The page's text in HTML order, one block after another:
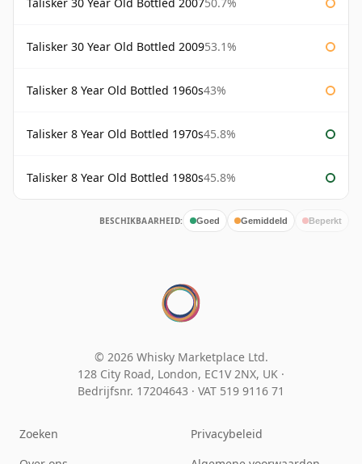
Talisker 30 Year Old Bottled 200953.1%
Talisker 8 Year Old Bottled 1960s43%
Talisker 8 Year Old Bottled 1970s45.8%
Talisker 8 Year Old Bottled 1980s45.8%
BESCHIKBAARHEID: Goed Gemiddeld Beperkt
© 2026 Whisky Marketplace Ltd.
128 City Road, London, EC1V 2NX, UK ·
Bedrijfsnr. 17204643 · VAT 519 9116 71
Zoeken
Privacybeleid